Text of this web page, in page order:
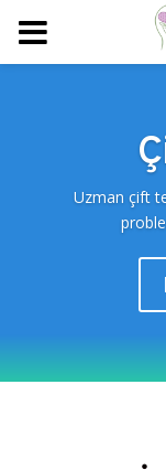
Uzman çift